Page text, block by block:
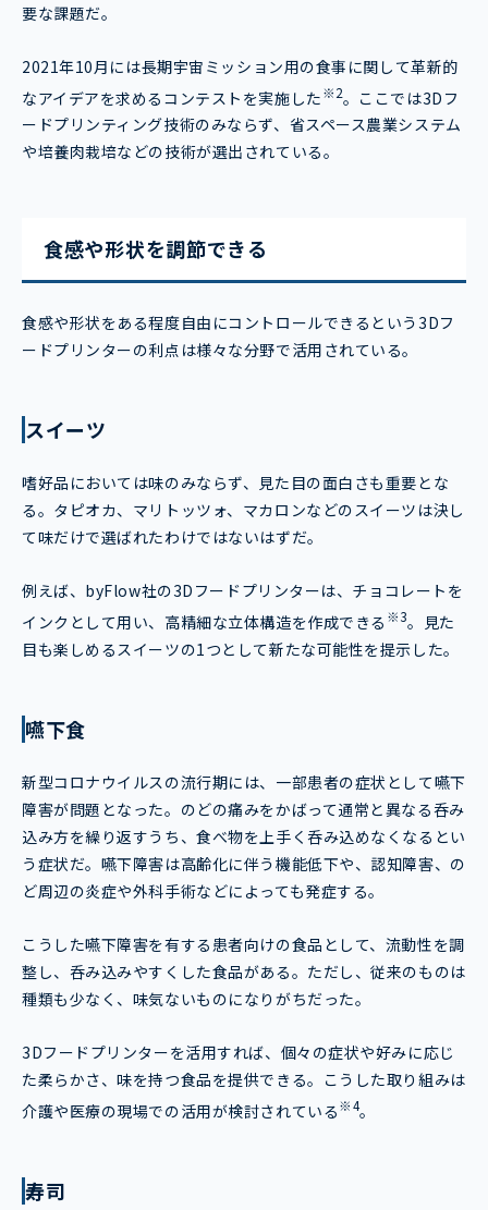
要な課題だ。
2021年10月には長期宇宙ミッション用の食事に関して革新的
なアイデアを求めるコンテストを実施した※2。ここでは3Dフ
ードプリンティング技術のみならず、省スペース農業システム
や培養肉栽培などの技術が選出されている。
食感や形状を調節できる
食感や形状をある程度自由にコントロールできるという3Dフ
ードプリンターの利点は様々な分野で活用されている。
スイーツ
嗜好品においては味のみならず、見た目の面白さも重要とな
る。タピオカ、マリトッツォ、マカロンなどのスイーツは決し
て味だけで選ばれたわけではないはずだ。
例えば、byFlow社の3Dフードプリンターは、チョコレートを
インクとして用い、高精細な立体構造を作成できる ※3。見た
目も楽しめるスイーツの1つとして新たな可能性を提示した。
嚥下食
新型コロナウイルスの流行期には、一部患者の症状として嚥下
障害が問題となった。のどの痛みをかばって通常と異なる呑み
込み方を繰り返すうち、食べ物を上手く呑み込めなくなるとい
う症状だ。嚥下障害は高齢化に伴う機能低下や、認知障害、の
ど周辺の炎症や外科手術などによっても発症する。
こうした嚥下障害を有する患者向けの食品として、流動性を調
整し、呑み込みやすくした食品がある。ただし、従来のものは
種類も少なく、味気ないものになりがちだった。
3Dフードプリンターを活用すれば、個々の症状や好みに応じ
た柔らかさ、味を持つ食品を提供できる。こうした取り組みは
介護や医療の現場での活用が検討されている※4。
寿司